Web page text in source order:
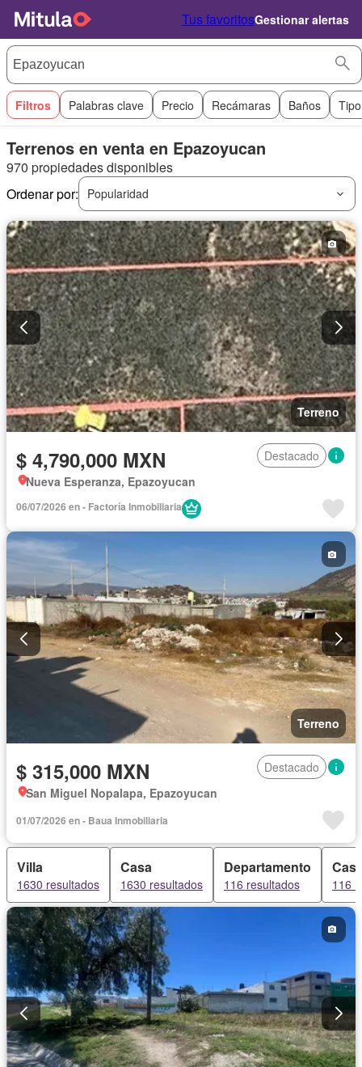
Tus favoritosGestionar alertas
Filtros Palabras clave Precio Recámaras Baños
Terrenos en venta en Epazoyucan
970 propiedades disponibles
Ordenar por:
Popularidad
Terreno
$ 4,790,000 MXN
Destacado
Nueva Esperanza, Epazoyucan
06/07/2026 en - Factoría Inmobiliaria
Terreno
$ 315,000 MXN
Destacado
San Miguel Nopalapa, Epazoyucan
01/07/2026 en - Baua Inmobiliaria
Villa
1630 resultados
Casa
1630 resultados
Departamento
116 resultados 116